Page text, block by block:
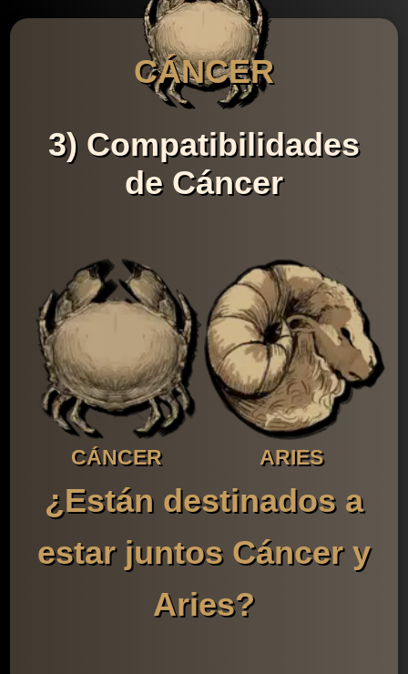
CÁNCER
3) Compatibilidades
de Cáncer
CÁNCER ARIES
¿Están destinados a
estar juntos Cáncer y
Aries?